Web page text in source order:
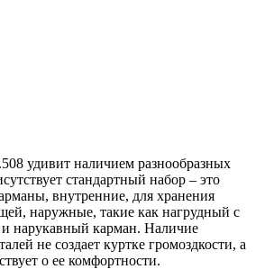
удивит наличием разнообразных
стандартный набор – это
внутренние, для хранения
наружные, такие как нагрудный с
нарукавный карман. Наличие
не создает куртке громоздкости, а
о ее комфортности.